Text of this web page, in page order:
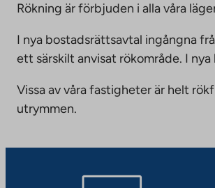
Rökning är förbjuden i alla våra
I nya bostadsrättsavtal ingångna
ett särskilt anvisat rökområde. I
Vissa av våra fastigheter är helt
utrymmen.